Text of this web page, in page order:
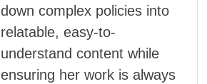
down complex policies into
relatable, easy-to-
understand content while
ensuring her work is always